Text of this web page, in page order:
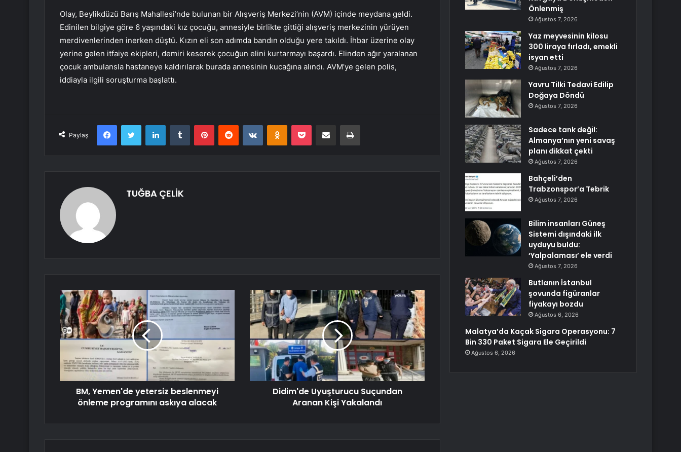
Olay, Beylikdüzü Barış Mahallesi’nde bulunan bir Alışveriş Merkezi’nin (AVM) içinde meydana geldi.
Edinilen bilgiye göre 6 yaşındaki kız çocuğu, annesiyle birlikte gittiği alışveriş merkezinin yürüyen
merdivenlerinden inerken düştü. Kızın eli son adımda bandın olduğu yere takıldı. İhbar üzerine olay
yerine gelen itfaiye ekipleri, demiri keserek çocuğun elini kurtarmayı başardı. Elinden ağır yaralanan
çocuk ambulansla hastaneye kaldırılarak burada annesinin kucağına alındı. AVM’ye gelen polis,
iddiayla ilgili soruşturma başlattı.
Paylaş
FacebookTwitter LinkedInTumblr PinterestReddit VKontakteOdnoklassniki
Pocket E-Posta ile paylaş Yazdır
TUĞBA ÇELİK
BM, Yemen'de yetersiz beslenmeyi
önleme programını askıya alacak
Didim'de Uyuşturucu Suçundan
Aranan Kişi Yakalandı
Önlenmiş
Ağustos 7, 2026
Yaz meyvesinin kilosu
300 liraya fırladı, emekli
isyan etti
Ağustos 7, 2026
Yavru Tilki Tedavi Edilip
Doğaya Döndü
Ağustos 7, 2026
Sadece tank değil:
Almanya’nın yeni savaş
planı dikkat çekti
Ağustos 7, 2026
Bahçeli’den
Trabzonspor’a Tebrik
Ağustos 7, 2026
Bilim insanları Güneş
Sistemi dışındaki ilk
uyduyu buldu:
‘Yalpalaması’ ele verdi
Ağustos 7, 2026
Butlanın İstanbul
şovunda figüranlar
fiyakayı bozdu
Ağustos 6, 2026
Malatya’da Kaçak Sigara Operasyonu: 7
Bin 330 Paket Sigara Ele Geçirildi
Ağustos 6, 2026